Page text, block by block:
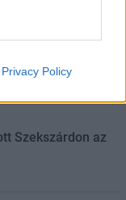
Privacy Policy
Szekszárdon az